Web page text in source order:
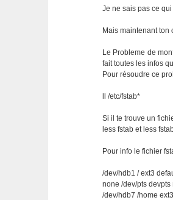
Je ne sais pas ce
Mais maintenant ton
Le Probleme de
fait toutes les infos
Pour résoudre ce
ll /etc/fstab*
Si il te trouve un
less fstab et less
Pour info le fichier
/dev/hdb1 / ext3
none /dev/pts
/dev/hdb7 /home